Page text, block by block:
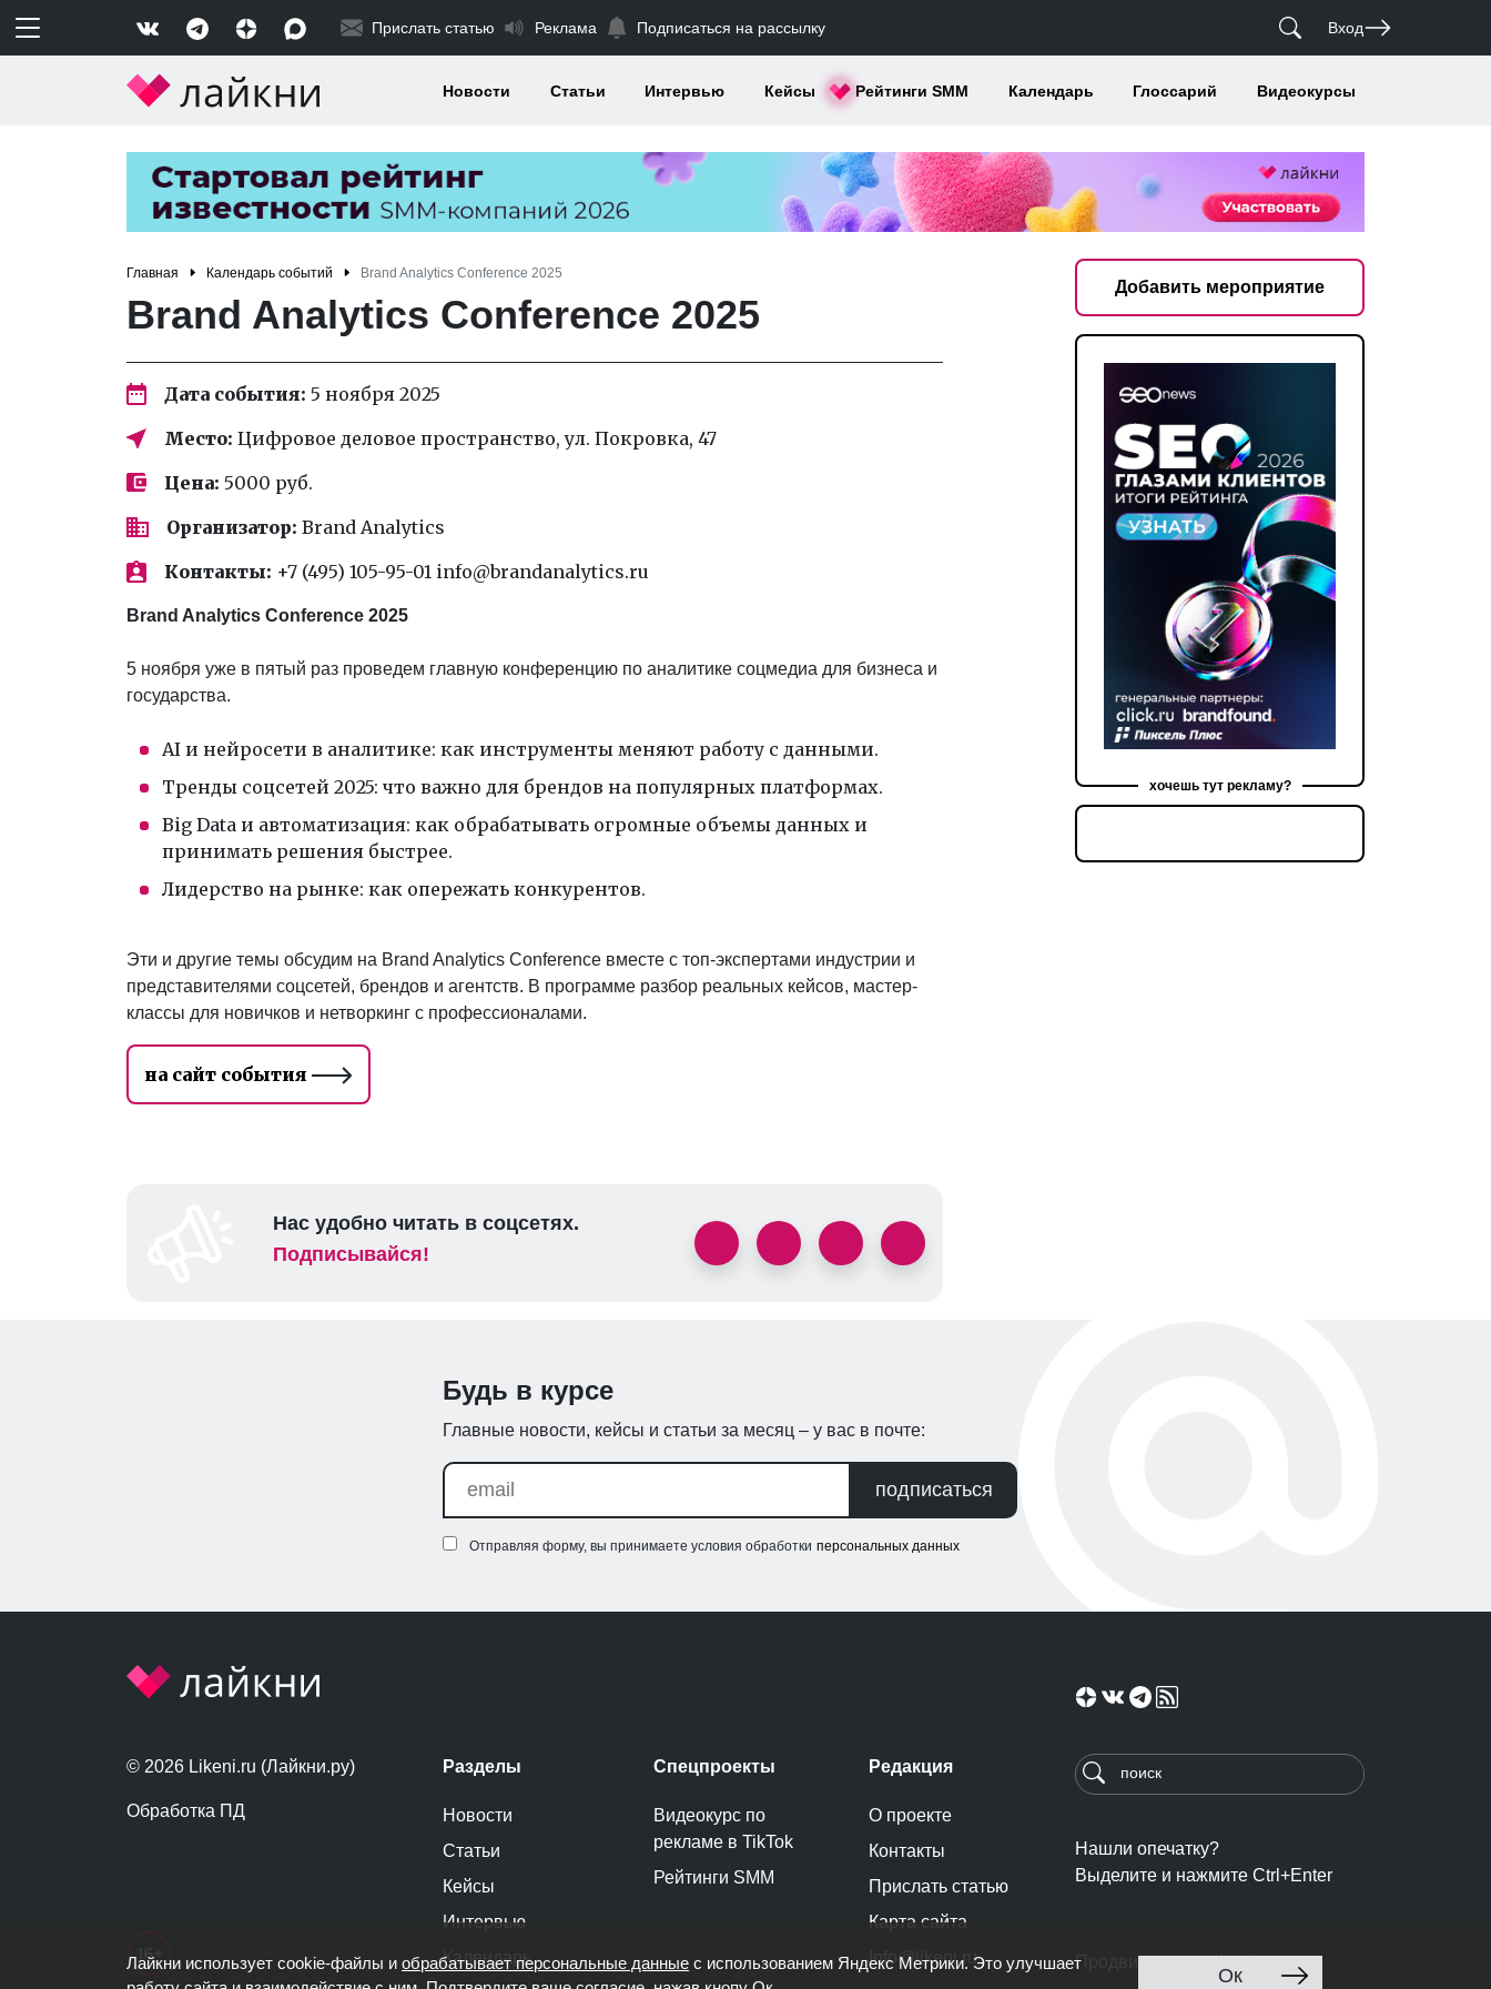
Прислать статью Реклама Подписаться на рассылку Вход
Новости Статьи Интервью Кейсы Рейтинги SMM Календарь Глоссарий Видеокурсы
Главная Календарь событий Brand Analytics Conference 2025
Brand Analytics Conference 2025
Дата события: 5 ноября 2025
Место: Цифровое деловое пространство, ул. Покровка, 47
Цена: 5000 руб.
Организатор: Brand Analytics
Контакты: +7 (495) 105-95-01 info@brandanalytics.ru
Brand Analytics Conference 2025
5 ноября уже в пятый раз проведем главную конференцию по аналитике соцмедиа для бизнеса и
государства.
AI и нейросети в аналитике: как инструменты меняют работу с данными.
Тренды соцсетей 2025: что важно для брендов на популярных платформах.
Big Data и автоматизация: как обрабатывать огромные объемы данных и
принимать решения быстрее.
Лидерство на рынке: как опережать конкурентов.
Эти и другие темы обсудим на Brand Analytics Conference вместе с топ-экспертами индустрии и
представителями соцсетей, брендов и агентств. В программе разбор реальных кейсов, мастер-
классы для новичков и нетворкинг с профессионалами.
на сайт события
Нас удобно читать в соцсетях.
Подписывайся!
Добавить мероприятие
хочешь тут рекламу?
Будь в курсе
Главные новости, кейсы и статьи за месяц – у вас в почте:
подписаться
Отправляя форму, вы принимаете условия обработки персональных данных
© 2026 Likeni.ru (Лайкни.ру)
Обработка ПД
Разделы
Новости
Статьи
Кейсы
Интервью
Календарь
Спецпроекты
Видеокурс по
рекламе в TikTok
Рейтинги SMM
Редакция
О проекте
Контакты
Прислать статью
Карта сайта
Info@likeni.ru
Нашли опечатку?
Выделите и нажмите Ctrl+Enter
Продвижение сайта: Ingate
Лайкни использует cookie-файлы и обрабатывает персональные данные с использованием Яндекс Метрики. Это улучшает
Ок